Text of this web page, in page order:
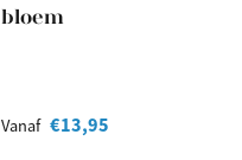
bloem
Vanaf €13,95